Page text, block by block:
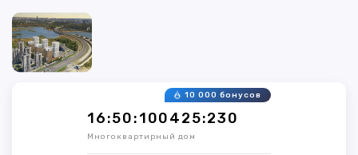
16:50:100425:230
10 000 бонусов
Многоквартирный дом